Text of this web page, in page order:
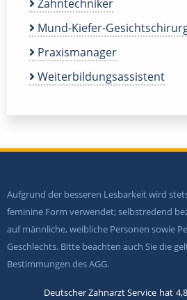
Zahntechniker
Mund-Kiefer-
Praxismanager
Weiterbildungsassistent
Aufgrund der besseren Lesbarkeit wird
feminine Form verwendet; selbstredend
auf männliche, weibliche Personen sowie
Geschlechts. Bitte beachten auch Sie die
Bestimmungen des AGG.
Deutscher Zahnarzt Service hat